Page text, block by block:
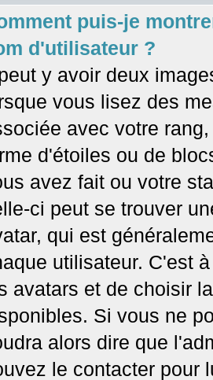
puis-je
d'utilisateur ?
y avoir deux
vous lisez des
avec votre
d'étoiles ou de
avez fait ou votre
ci peut se trouver
qui est
utilisateur. C'est
avatars et de choisir
Si vous ne
alors dire que
le contacter pour